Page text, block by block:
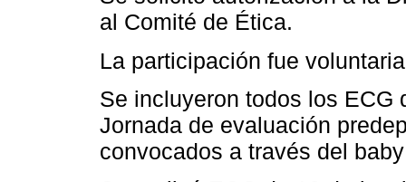
al Comité de Ética.
La participación fue
Se incluyeron todos los ECG
Jornada de evaluación
convocados a través del